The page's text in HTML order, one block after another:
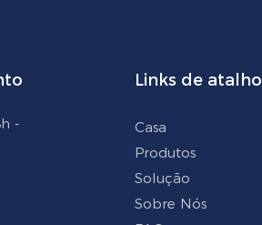
-
Links de atalho
Casa
Produtos
Solução
Sobre Nós